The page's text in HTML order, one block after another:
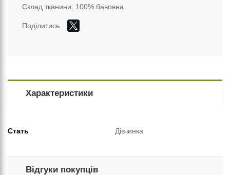
Склад тканини: 100% бавовна
Поділитись
Характеристики
Стать Дівчинка
Відгуки покупців